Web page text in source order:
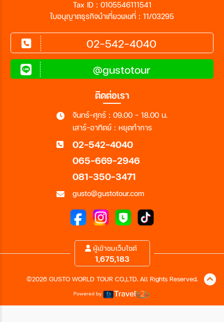
Tax ID : 0105546111541
ใบอนุญาตธุรกิจนำเที่ยวเลขที่ : 11/03295
02-542-4040
@gustotour
ติดต่อเรา
จันทร์-ศุกร์ : 09.00 - 18.00 น.
เสาร์-อาทิตย์ : หยุดทำการ
02-542-4040
065-669-2946
081-350-3471
gusto@gustotour.com
ผู้เข้าชมเว็บไซต์
1,675,183
©2026 GUSTO WORLD TOUR CO.,LTD. All Rights Reserved.
Powered by